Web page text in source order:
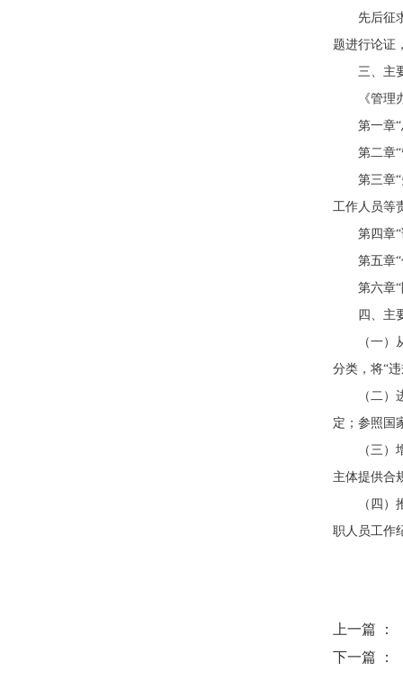
先后征
题进行论证
三、主
《管
第一章
第二章
第三章
工作人员等
第四章
第五章
第六章
四、主
（一
分类，将“
（二
定；参照国
（三
主体提供合
（四
职人员工作
上一篇 ：
下一篇 ：